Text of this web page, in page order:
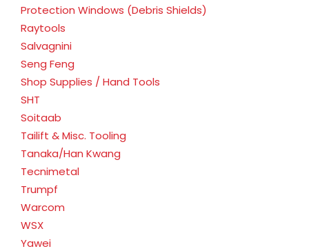
Protection Windows (Debris Shields)
Raytools
Salvagnini
Seng Feng
Shop Supplies / Hand Tools
SHT
Soitaab
Tailift & Misc. Tooling
Tanaka/Han Kwang
Tecnimetal
Trumpf
Warcom
WSX
Yawei